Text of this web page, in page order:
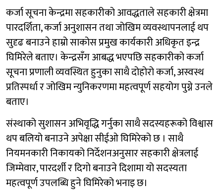
कर्जा सूचना केन्द्रमा सहकारीको आवद्धताले सहकारी क्षेत्रमा
पारदर्शिता, कर्जा अनुशासन तथा जोखिम व्यवस्थापनलाई थप
सुदृढ बनाउने हाम्रो साकोस प्रमुख कार्यकारी अधिकृत इन्द्र
घिमिरेले बताए। केन्द्रसँग आबद्ध भएपछि सहकारीको कर्जा
सूचना प्रणाली व्यवस्थित हुनुका साथै दोहोरो कर्जा, अस्वस्थ
प्रतिस्पर्धा र जोखिम न्युनिकरणमा महत्वपूर्ण सहयोग पुग्ने उनले
बताए।
संस्थाको सुशासन अभिवृद्धि गर्नुका साथै सदस्यहरूको विश्वास
थप बलियो बनाउने अपेक्षा सीईओ घिमिरेको छ । साथै
नियमनकारी निकायको निर्देशनअनुसार सहकारी क्षेत्रलाई
जिम्मेवार, पारदर्शी र दिगो बनाउने दिशामा यो सदस्यता
महत्वपूर्ण उपलब्धि हुने घिमिरेको भनाइ छ।